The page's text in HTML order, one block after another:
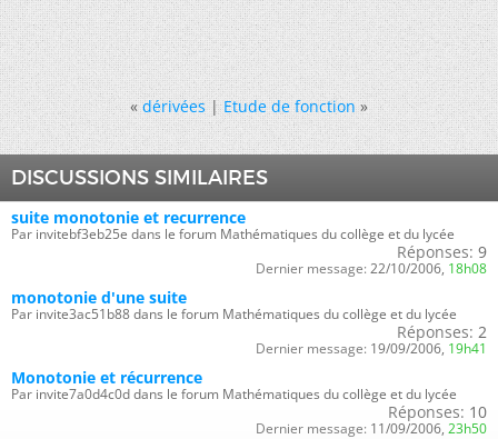
« dérivées|Etude de fonction »
DISCUSSIONS SIMILAIRES
suite monotonie et recurrence
Par invitebf3eb25e dans le forum Mathématiques du collège et du lycée
Réponses: 9
Dernier message: 22/10/2006, 18h08
monotonie d'une suite
Par invite3ac51b88 dans le forum Mathématiques du collège et du lycée
Réponses: 2
Dernier message: 19/09/2006, 19h41
Monotonie et récurrence
Par invite7a0d4c0d dans le forum Mathématiques du collège et du lycée
Réponses: 10
Dernier message: 11/09/2006, 23h50